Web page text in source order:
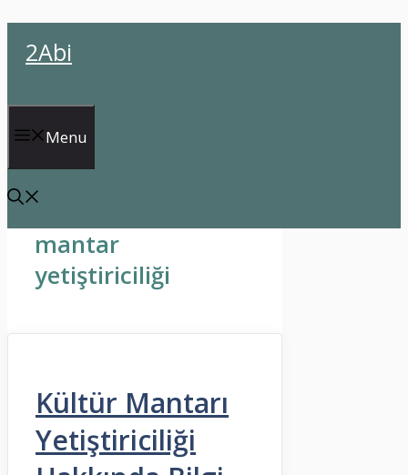
atla2Abi
Menu
mantar
yetiştiriciliği
Kültür Mantarı
Yetiştiriciliği